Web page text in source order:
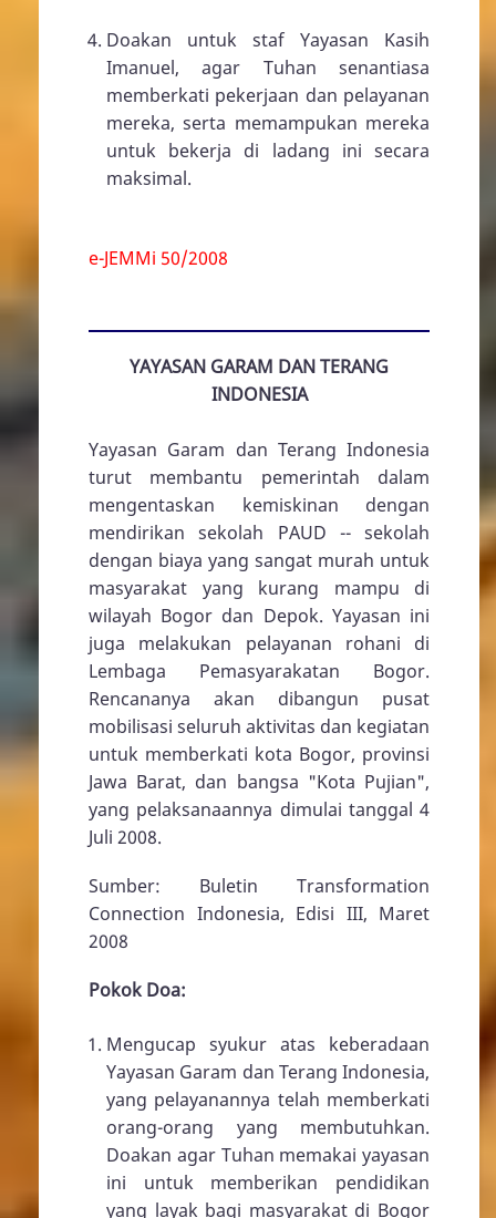
Doakan untuk staf Yayasan Kasih
Imanuel, agar Tuhan senantiasa
memberkati pekerjaan dan pelayanan
mereka, serta memampukan mereka
untuk bekerja di ladang ini secara
maksimal.
e-JEMMi 50/2008
YAYASAN GARAM DAN TERANG
INDONESIA
Yayasan Garam dan Terang Indonesia
turut membantu pemerintah dalam
mengentaskan kemiskinan dengan
mendirikan sekolah PAUD -- sekolah
dengan biaya yang sangat murah untuk
masyarakat yang kurang mampu di
wilayah Bogor dan Depok. Yayasan ini
juga melakukan pelayanan rohani di
Lembaga Pemasyarakatan Bogor.
Rencananya akan dibangun pusat
mobilisasi seluruh aktivitas dan kegiatan
untuk memberkati kota Bogor, provinsi
Jawa Barat, dan bangsa "Kota Pujian",
yang pelaksanaannya dimulai tanggal 4
Juli 2008.
Sumber: Buletin Transformation
Connection Indonesia, Edisi III, Maret
2008
Pokok Doa:
Mengucap syukur atas keberadaan
Yayasan Garam dan Terang Indonesia,
yang pelayanannya telah memberkati
orang-orang yang membutuhkan.
Doakan agar Tuhan memakai yayasan
ini untuk memberikan pendidikan
yang layak bagi masyarakat di Bogor